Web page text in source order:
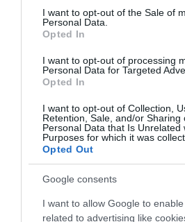
consent section.
I want to opt-out of the Sale of
Personal Data.
Opted In
I want to opt-out of processing
Personal Data for Targeted
Opted In
I want to opt-out of Collection,
Retention, Sale, and/or Sharing
Personal Data that Is Unrelated
Purposes for which it was
Opted Out
Google consents
I want to allow Google to
related to advertising like
A független benzinkutasok
független benzinkutasok. A kutasok
üzemanyaggal veszteséges működésre
állam, ami törvényi…